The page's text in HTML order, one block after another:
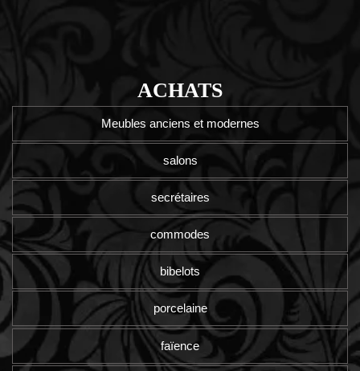
ACHATS
Meubles anciens et modernes
salons
secrétaires
commodes
bibelots
porcelaine
faïence